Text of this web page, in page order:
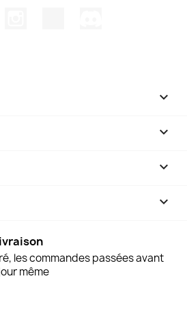



keyboard_arrow_down
les commandes passées avant
même